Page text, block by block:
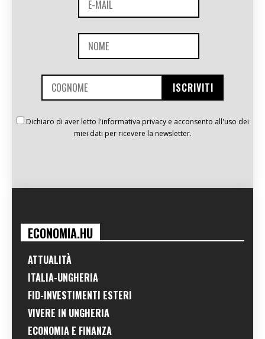
Dichiaro di aver letto l'informativa privacy e acconsento all'uso dei
miei dati per ricevere la newsletter.
ECONOMIA.HU
ATTUALITÀ
ITALIA-UNGHERIA
FID-INVESTIMENTI ESTERI
VIVERE IN UNGHERIA
ECONOMIA E FINANZA